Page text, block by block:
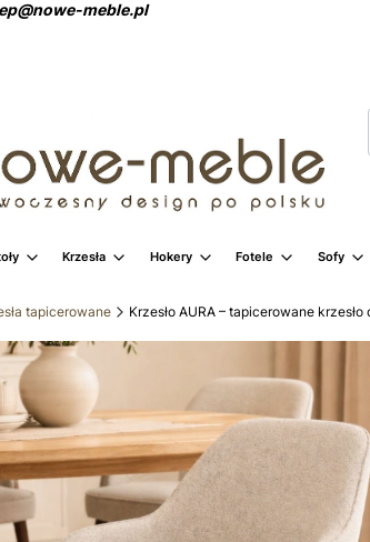
meble.pl
Krzesła Hokery Fotele Sofy
tapicerowane Krzesło AURA – tapicerowane